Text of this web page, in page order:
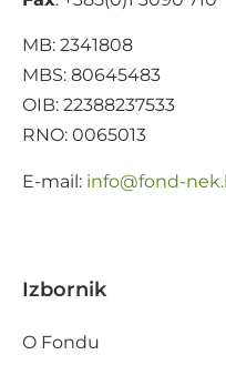
MB: 2341808
MBS: 80645483
OIB: 22388237533
RNO: 0065013
E-mail: rh.ken-
@ofni
Izbornik
O Fondu